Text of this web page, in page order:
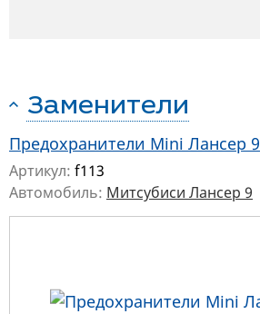
Заменители
Предохранители Mini Лансер 9
Артикул: f113
Автомобиль: Митсубиси Лансер 9